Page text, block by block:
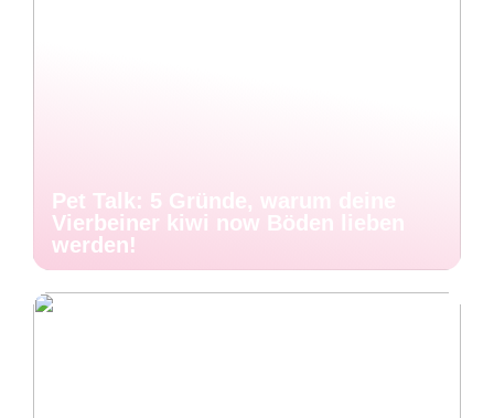
Pet Talk: 5 Gründe, warum deine
Vierbeiner kiwi now Böden lieben
werden!